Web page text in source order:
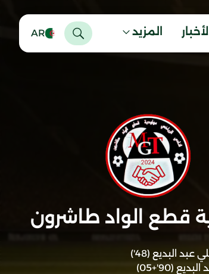
الأخبار المزيد AR
قطع الواد طاشرون
البديع (48')
(90'+05)